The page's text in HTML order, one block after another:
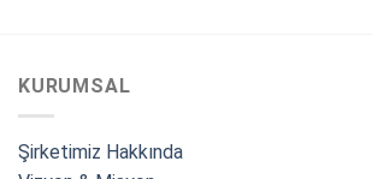
KURUMSAL
Şirketimiz Hakkında